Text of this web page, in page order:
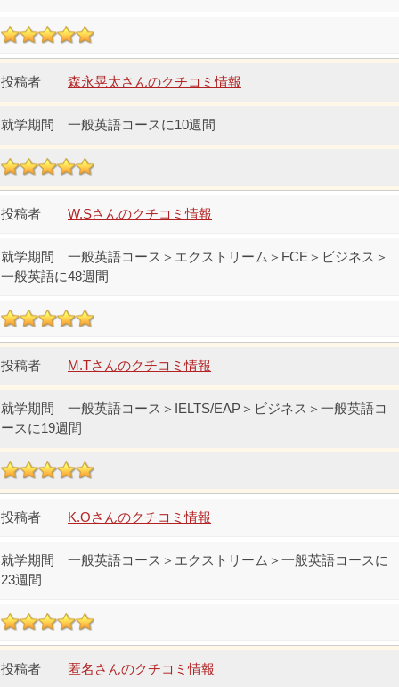
森永晃太さんのクチコミ情報
一般英語コースに10週間
W.Sさんのクチコミ情報
一般英語コース＞エクストリーム＞FCE＞ビジネス＞
一般英語に48週間
M.Tさんのクチコミ情報
一般英語コース＞IELTS/EAP＞ビジネス＞一般英語コ
ースに19週間
K.Oさんのクチコミ情報
一般英語コース＞エクストリーム＞一般英語コースに
23週間
匿名さんのクチコミ情報